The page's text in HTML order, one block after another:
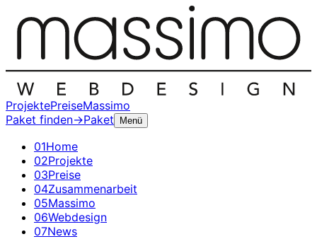
ProjektePreiseMassimo
Paket finden→Paket Menü
01Home
02Projekte
03Preise
04Zusammenarbeit
05Massimo
06Webdesign
07News